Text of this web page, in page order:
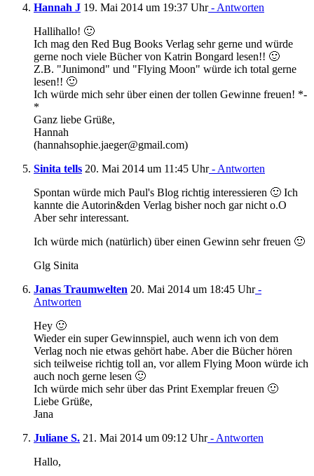
Hannah J 19. Mai 2014 um 19:37 Uhr- Antworten
Hallihallo! 🙂
Ich mag den Red Bug Books Verlag sehr gerne und würde
gerne noch viele Bücher von Katrin Bongard lesen!! 🙂
Z.B. "Junimond" und "Flying Moon" würde ich total gerne
lesen!! 🙂
Ich würde mich sehr über einen der tollen Gewinne freuen! *-
*
Ganz liebe Grüße,
Hannah
(hannahsophie.jaeger@gmail.com)
Sinita tells 20. Mai 2014 um 11:45 Uhr- Antworten
Spontan würde mich Paul's Blog richtig interessieren 🙂 Ich
kannte die Autorin&den Verlag bisher noch gar nicht o.O
Aber sehr interessant.
Ich würde mich (natürlich) über einen Gewinn sehr freuen 🙂
Glg Sinita
Janas Traumwelten 20. Mai 2014 um 18:45 Uhr-
Antworten
Hey 🙂
Wieder ein super Gewinnspiel, auch wenn ich von dem
Verlag noch nie etwas gehört habe. Aber die Bücher hören
sich teilweise richtig toll an, vor allem Flying Moon würde ich
auch noch gerne lesen 🙂
Ich würde mich sehr über das Print Exemplar freuen 🙂
Liebe Grüße,
Jana
Juliane S. 21. Mai 2014 um 09:12 Uhr- Antworten
Hallo,